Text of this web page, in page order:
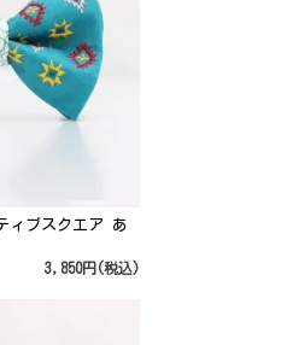
ィブスクエア あ
3,850円(税込)